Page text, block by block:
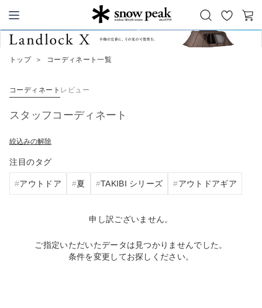
Snow Peak
お
気
カ
トップ ＞ コーディネート一覧
コーディネート レビュー
スタッフコーディネート
絞込みの解除
注目のタグ
アウトドア 夏 TAKIBI シリーズ アウトドアギア
申し訳ございません。
ご指定いただいたデータは見つかりませんでした。
条件を変更してお探しください。